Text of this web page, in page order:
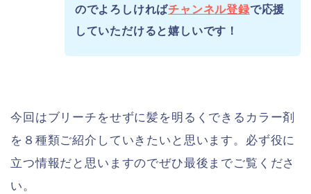
のでよろしければチャンネル登録で応援
していただけると嬉しいです！
今回はブリーチをせずに髪を明るくできるカラー剤
を８種類ご紹介していきたいと思います。必ず役に
立つ情報だと思いますのでぜひ最後までご覧くださ
い。